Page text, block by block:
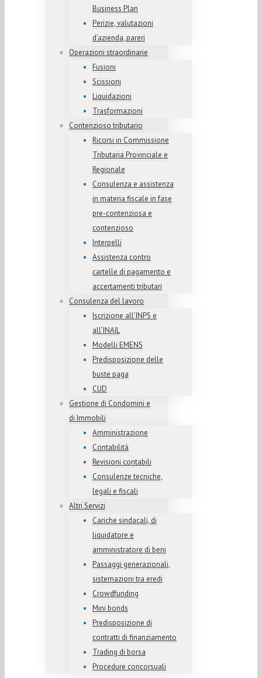
Business Plan
Perizie, valutazioni
d’azienda, pareri
Operazioni straordinarie
Fusioni
Scissioni
Liquidazioni
Trasformazioni
Contenzioso tributario
Ricorsi in Commissione
Tributaria Provinciale e
Regionale
Consulenza e assistenza
in materia fiscale in fase
pre-contenziosa e
contenzioso
Interpelli
Assistenza contro
cartelle di pagamento e
accertamenti tributari
Consulenza del lavoro
Iscrizione all’INPS e
all’INAIL
Modelli EMENS
Predisposizione delle
buste paga
CUD
Gestione di Condomini e
di Immobili
Amministrazione
Contabilità
Revisioni contabili
Consulenze tecniche,
legali e fiscali
Altri Servizi
Cariche sindacali, di
liquidatore e
amministratore di beni
Passaggi generazionali,
sistemazioni tra eredi
Crowdfunding
Mini bonds
Predisposizione di
contratti di finanziamento
Trading di borsa
Procedure concorsuali